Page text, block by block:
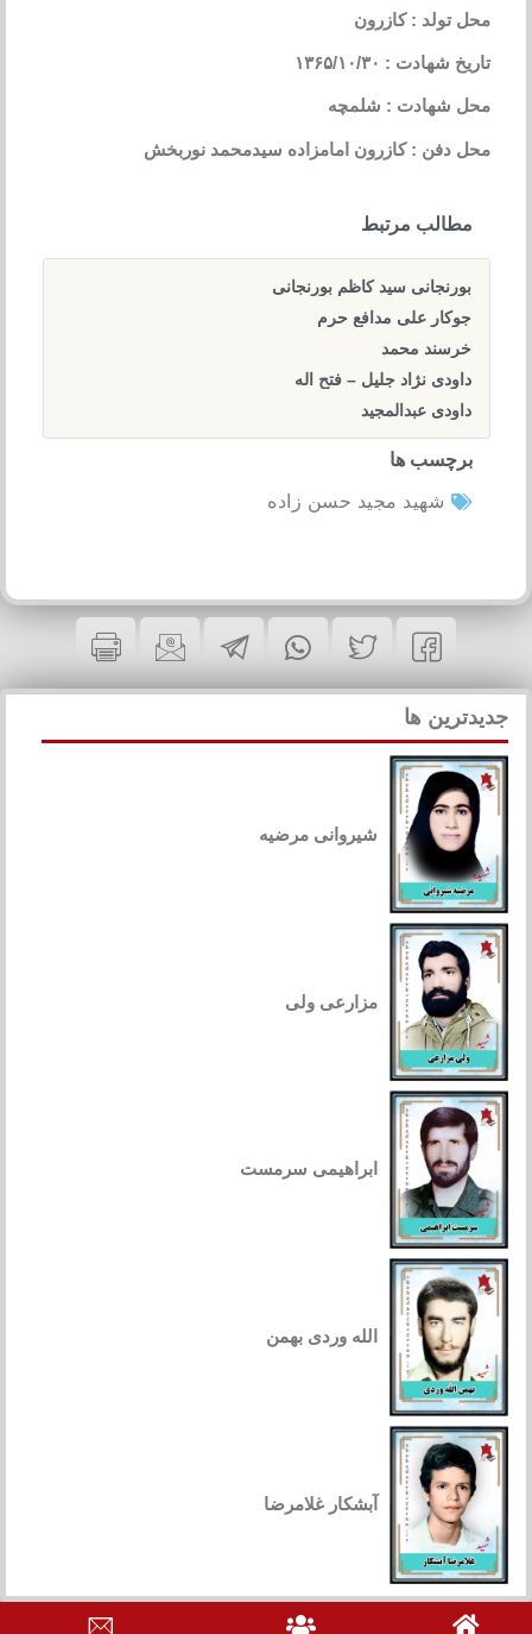
محل تولد : کازرون
تاریخ شهادت : ۱۳۶۵/۱۰/۳۰
محل شهادت : شلمچه
محل دفن : کازرون امامزاده سیدمحمد نوربخش
مطالب مرتبط
بورنجانی سید کاظم بورنجانی
جوکار علی مدافع حرم
خرسند محمد
داودی نژاد جلیل – فتح اله
داودی عبدالمجید
برچسب ها
شهید مجید حسن زاده
جدیدترین ها
شیروانی مرضیه
مزارعی ولی
ابراهیمی سرمست
الله وردی بهمن
آبشکار غلامرضا